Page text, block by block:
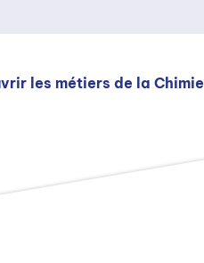
les métiers de la Chimie